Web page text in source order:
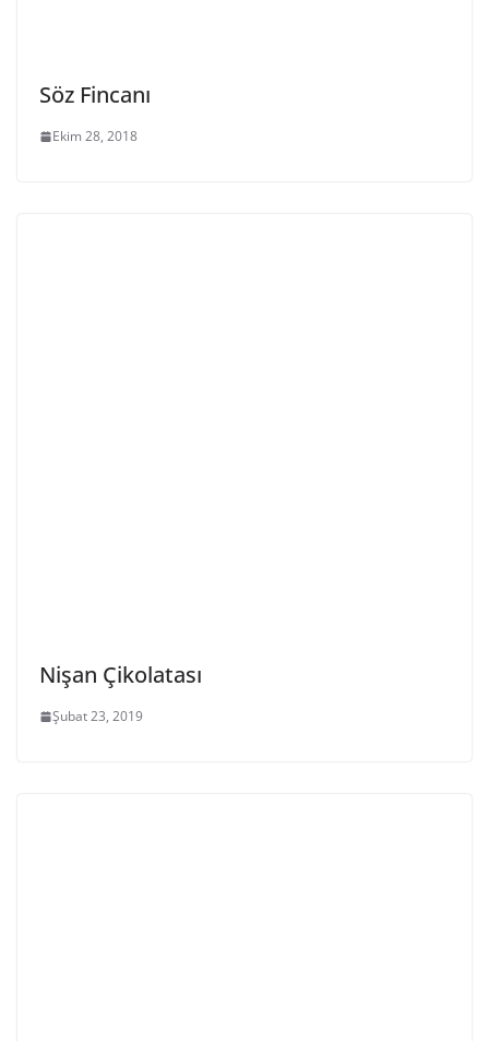
Söz Fincanı
Ekim 28, 2018
Nişan Çikolatası
Şubat 23, 2019